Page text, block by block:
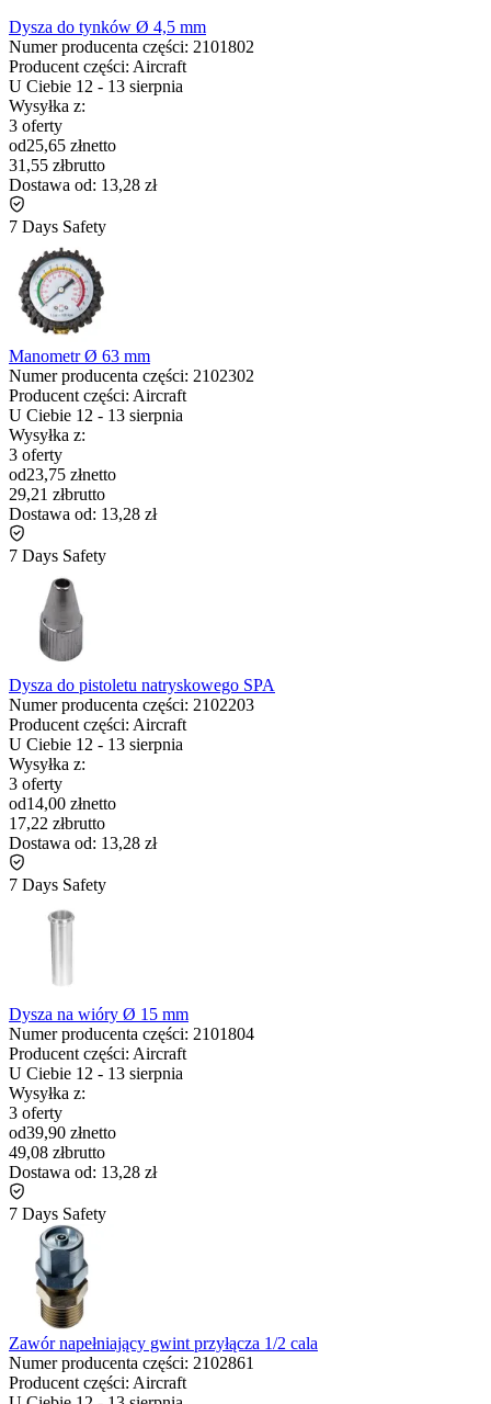
Dysza do tynków Ø 4,5 mm
Numer producenta części: 2101802
Producent części: Aircraft
U Ciebie 12 - 13 sierpnia
Wysyłka z:
3 oferty
od25,65 złnetto
31,55 złbrutto
Dostawa od: 13,28 zł
7 Days Safety
Manometr Ø 63 mm
Numer producenta części: 2102302
Producent części: Aircraft
U Ciebie 12 - 13 sierpnia
Wysyłka z:
3 oferty
od23,75 złnetto
29,21 złbrutto
Dostawa od: 13,28 zł
7 Days Safety
Dysza do pistoletu natryskowego SPA
Numer producenta części: 2102203
Producent części: Aircraft
U Ciebie 12 - 13 sierpnia
Wysyłka z:
3 oferty
od14,00 złnetto
17,22 złbrutto
Dostawa od: 13,28 zł
7 Days Safety
Dysza na wióry Ø 15 mm
Numer producenta części: 2101804
Producent części: Aircraft
U Ciebie 12 - 13 sierpnia
Wysyłka z:
3 oferty
od39,90 złnetto
49,08 złbrutto
Dostawa od: 13,28 zł
7 Days Safety
Zawór napełniający gwint przyłącza 1/2 cala
Numer producenta części: 2102861
Producent części: Aircraft